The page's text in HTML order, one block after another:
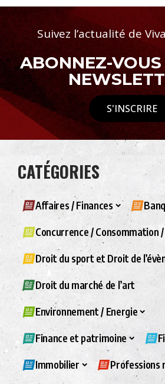
Suivez l’actualité de
ABONNEZ-
S'INSCRIRE
CATÉGORIES
Affaires / Finances
Concurrence / Consommation
Droit du sport et Droit de
Droit du marché de l’art
Environnement / Energie
Finance et patrimoine
Immobilier Professions